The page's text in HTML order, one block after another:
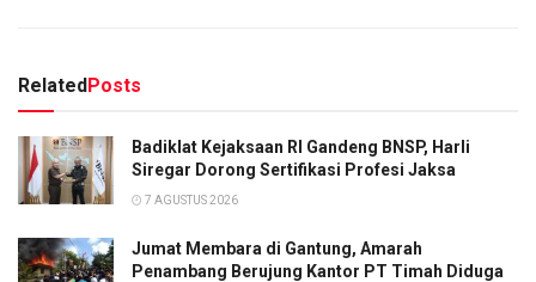
RelatedPosts
Badiklat Kejaksaan RI Gandeng BNSP, Harli
Siregar Dorong Sertifikasi Profesi Jaksa
7 AGUSTUS 2026
Jumat Membara di Gantung, Amarah
Penambang Berujung Kantor PT Timah Diduga